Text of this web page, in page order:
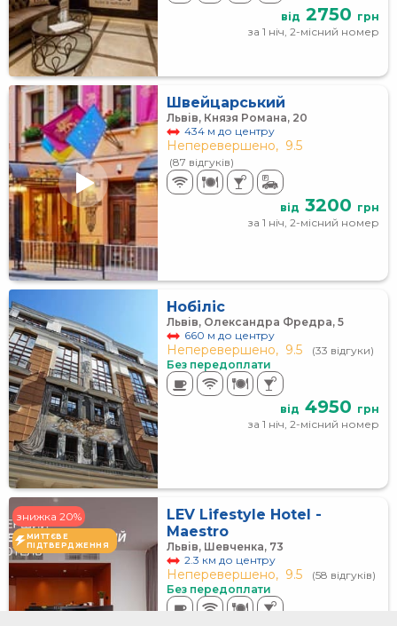
від 2750 грн
за 1 ніч, 2-місний номер
Швейцарський
Львів, Князя Романа, 20
434 м до центру
Неперевершено, 9.5
(87 відгуків)
від 3200 грн
за 1 ніч, 2-місний номер
Нобіліс
Львів, Олександра Фредра, 5
660 м до центру
Неперевершено, 9.5
(33 відгуки)
Без передоплати
від 4950 грн
за 1 ніч, 2-місний номер
знижка 20%
МИТТЄВЕ
ПІДТВЕРДЖЕННЯ
LEV Lifestyle Hotel -
Maestro
Львів, Шевченка, 73
2.3 км до центру
Неперевершено, 9.5
(58 відгуків)
Без передоплати